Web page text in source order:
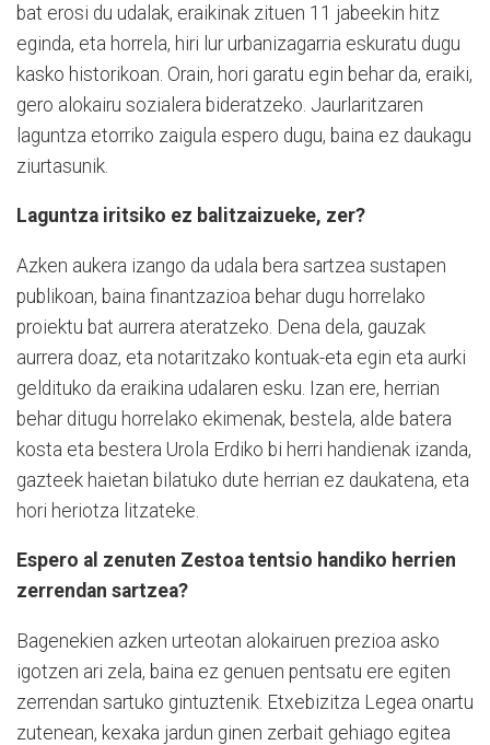
bat erosi du udalak, eraikinak zituen 11 jabeekin hitz
eginda, eta horrela, hiri lur urbanizagarria eskuratu dugu
kasko historikoan. Orain, hori garatu egin behar da, eraiki,
gero alokairu sozialera bideratzeko. Jaurlaritzaren
laguntza etorriko zaigula espero dugu, baina ez daukagu
ziurtasunik.
Laguntza iritsiko ez balitzaizueke, zer?
Azken aukera izango da udala bera sartzea sustapen
publikoan, baina finantzazioa behar dugu horrelako
proiektu bat aurrera ateratzeko. Dena dela, gauzak
aurrera doaz, eta notaritzako kontuak-eta egin eta aurki
geldituko da eraikina udalaren esku. Izan ere, herrian
behar ditugu horrelako ekimenak, bestela, alde batera
kosta eta bestera Urola Erdiko bi herri handienak izanda,
gazteek haietan bilatuko dute herrian ez daukatena, eta
hori heriotza litzateke.
Espero al zenuten Zestoa tentsio handiko herrien
zerrendan sartzea?
Bagenekien azken urteotan alokairuen prezioa asko
igotzen ari zela, baina ez genuen pentsatu ere egiten
zerrendan sartuko gintuztenik. Etxebizitza Legea onartu
zutenean, kexaka jardun ginen zerbait gehiago egitea